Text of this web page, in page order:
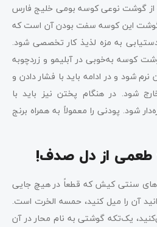
از گوشت نوعی کوسه بومی خلیج فارس
این کوسه سفت بودن آن است که
به مزه لذیذ کار تخصصی شود.
کوسه به‌خوبی در آبلیمو و زردچوبه
شود و در ادامه باید با فشار دادن و
شود. در هنگام پختن نیز باید با
شود. پودنی را معمولاً به همراه برنج
سنتی کیش که قطعاً در هیچ جایی
آن را میل کنید، حمسه الخرت است.
یک‌تکه گوشتی به نام محار در آن